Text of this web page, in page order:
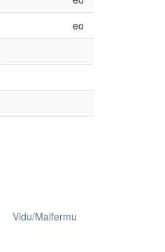
eo
Vidu/Malfermu